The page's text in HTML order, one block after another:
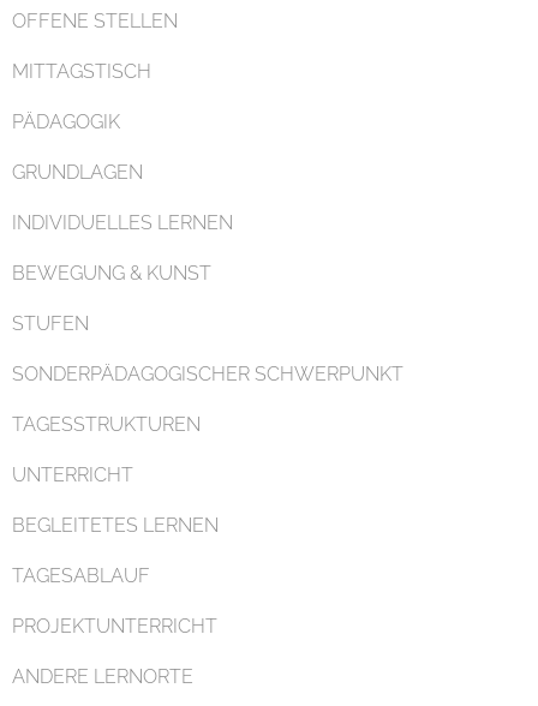
Organisation
OFFENE STELLEN
MITTAGSTISCH
PÄDAGOGIK
GRUNDLAGEN
INDIVIDUELLES LERNEN
BEWEGUNG & KUNST
STUFEN
SONDERPÄDAGOGISCHER SCHWERPUNKT
TAGESSTRUKTUREN
UNTERRICHT
BEGLEITETES LERNEN
TAGESABLAUF
PROJEKTUNTERRICHT
ANDERE LERNORTE